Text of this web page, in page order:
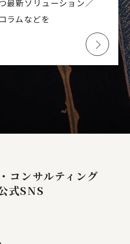
最新ソリューション／
ラムなどを
コンサルティング
式SNS